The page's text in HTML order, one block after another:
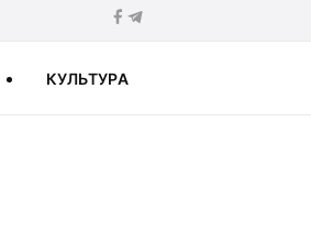
КУЛЬТУРА